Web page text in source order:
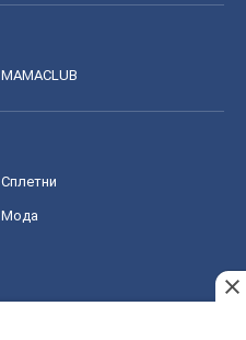
MAMACLUB
Сплетни
Мода